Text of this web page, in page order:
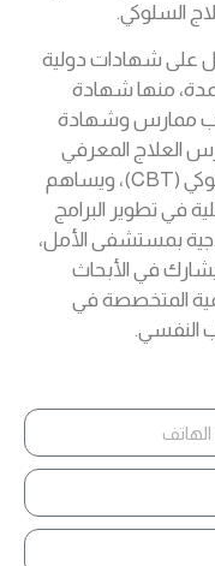
السلوكي.
على شهادات دولية
منها شهادة
ممارس وشهادة
العلاج المعرفي
السلوكي (CBT)، ويساهم
في تطوير البرامج
بمستشفى الأمل،
في الأبحاث
المتخصصة في
النفسي.